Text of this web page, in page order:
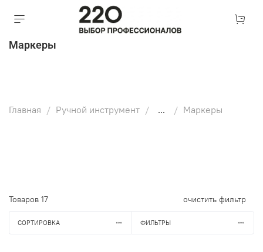
Маркеры
Главная Ручной инструмент ... Маркеры
Товаров 17 очистить фильтр
СОРТИРОВКА ФИЛЬТРЫ